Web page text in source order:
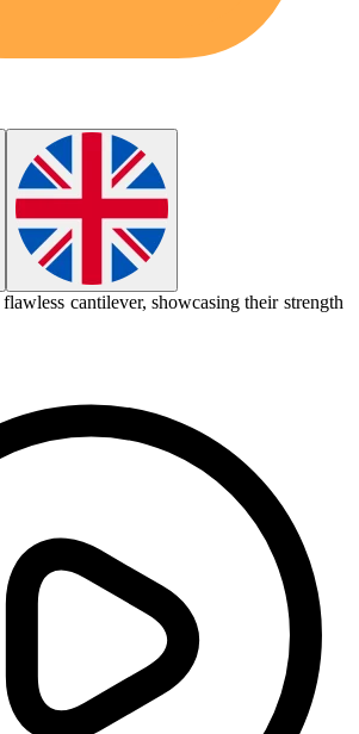
flawless cantilever, showcasing their strength